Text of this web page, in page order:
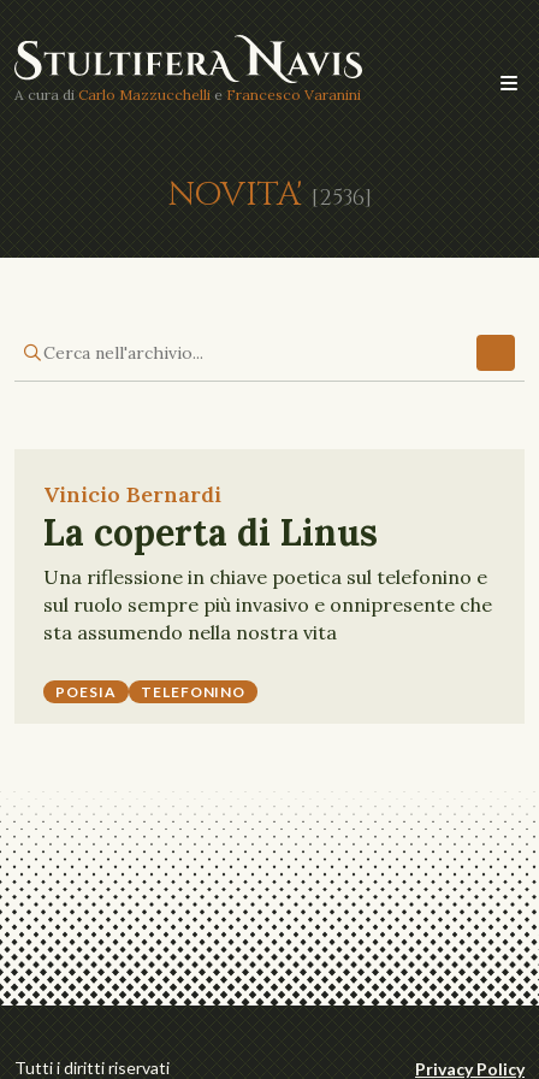
A cura di Carlo Mazzucchelli e Francesco Varanini
NOVITA' [2536]
Vinicio Bernardi
La coperta di Linus
Una riflessione in chiave poetica sul telefonino e
sul ruolo sempre più invasivo e onnipresente che
sta assumendo nella nostra vita
POESIA TELEFONINO
Tutti i diritti riservati Privacy Policy